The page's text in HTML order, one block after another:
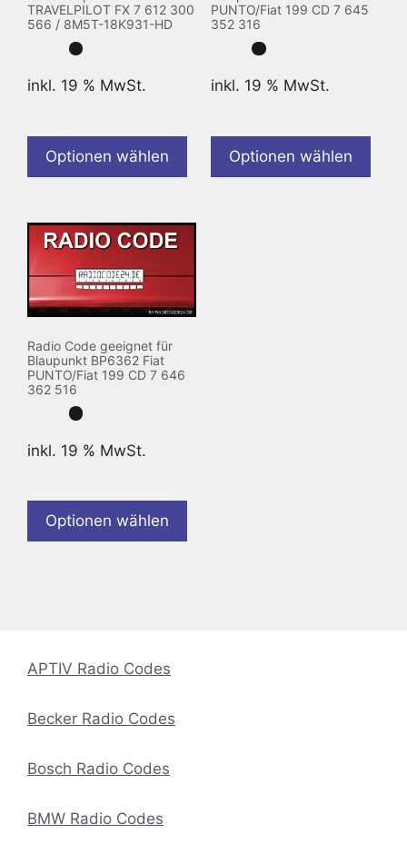
TRAVELPILOT FX 7 612 300
566 / 8M5T-18K931-HD
inkl. 19 % MwSt.
Optionen wählen
PUNTO/Fiat 199 CD 7 645
352 316
inkl. 19 % MwSt.
Optionen wählen
Radio Code geeignet für
Blaupunkt BP6362 Fiat
PUNTO/Fiat 199 CD 7 646
362 516
inkl. 19 % MwSt.
Optionen wählen
APTIV Radio Codes
Becker Radio Codes
Bosch Radio Codes
BMW Radio Codes